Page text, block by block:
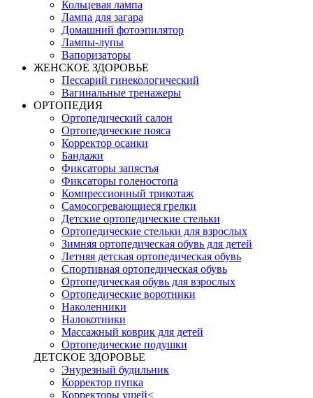
Кольцевая лампа
Лампа для загара
Домашний фотоэпилятор
Лампы-лупы
Вапоризаторы
ЖЕНСКОЕ ЗДОРОВЬЕ
Пессарий гинекологический
Вагинальные тренажеры
ОРТОПЕДИЯ
Ортопедический салон
Ортопедические пояса
Корректор осанки
Бандажи
Фиксаторы запястья
Фиксаторы голеностопа
Компрессионный трикотаж
Самосогревающиеся грелки
Детские ортопедические стельки
Ортопедические стельки для взрослых
Зимняя ортопедическая обувь для детей
Летняя детская ортопедическая обувь
Спортивная ортопедическая обувь
Ортопедическая обувь для взрослых
Ортопедические воротники
Наколенники
Налокотники
Массажный коврик для детей
Ортопедические подушки
ДЕТСКОЕ ЗДОРОВЬЕ
Энурезный будильник
Корректор пупка
Корректоры ушей<